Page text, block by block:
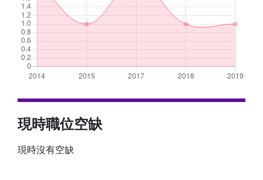
現時職位空缺
現時沒有空缺